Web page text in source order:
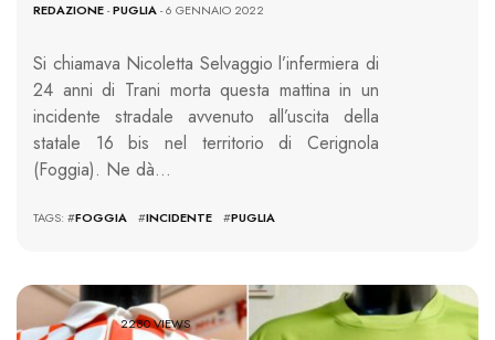
REDAZIONE-PUGLIA- 6 GENNAIO 2022
Si chiamava Nicoletta Selvaggio l’infermiera di
24 anni di Trani morta questa mattina in un
incidente stradale avvenuto all’uscita della
statale 16 bis nel territorio di Cerignola
(Foggia). Ne dà…
TAGS: #FOGGIA #INCIDENTE #PUGLIA
2280 VIEWS